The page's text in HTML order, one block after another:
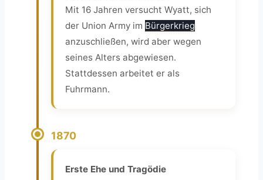
Mit 16 Jahren versucht Wyatt, sich
der Union Army im Bürgerkrieg
anzuschließen, wird aber wegen
seines Alters abgewiesen.
Stattdessen arbeitet er als
Fuhrmann.
1870
Erste Ehe und Tragödie